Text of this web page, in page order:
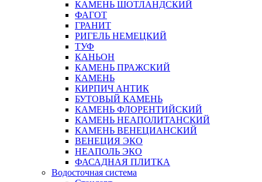
КАМЕНЬ ШОТЛАНДСКИЙ
ФАГОТ
ГРАНИТ
РИГЕЛЬ НЕМЕЦКИЙ
ТУФ
КАНЬОН
КАМЕНЬ ПРАЖСКИЙ
КАМЕНЬ
КИРПИЧ АНТИК
БУТОВЫЙ КАМЕНЬ
КАМЕНЬ ФЛОРЕНТИЙСКИЙ
КАМЕНЬ НЕАПОЛИТАНСКИЙ
КАМЕНЬ ВЕНЕЦИАНСКИЙ
ВЕНЕЦИЯ ЭКО
НЕАПОЛЬ ЭКО
ФАСАДНАЯ ПЛИТКА
Водосточная система